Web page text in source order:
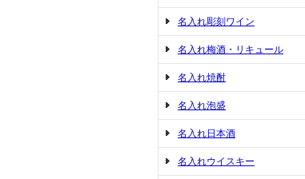
名入れ彫刻ワイン
名入れ梅酒・リキュール
名入れ焼酎
名入れ泡盛
名入れ日本酒
名入れウイスキー